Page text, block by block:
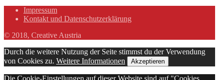
Impressum
Kontakt und Datenschutzerklärung
© 2018, Creative Austria
Durch die weitere Nutzung der Seite stimmst du der Verwendung
von Cookies zu. Weitere Informationen Akzeptieren